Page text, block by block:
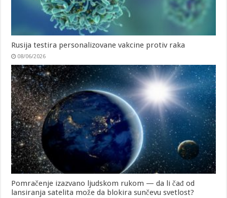
Rusija testira personalizovane vakcine protiv raka
08/06/2026
Pomračenje izazvano ljudskom rukom — da li čađ od
lansiranja satelita može da blokira sunčevu svetlost?